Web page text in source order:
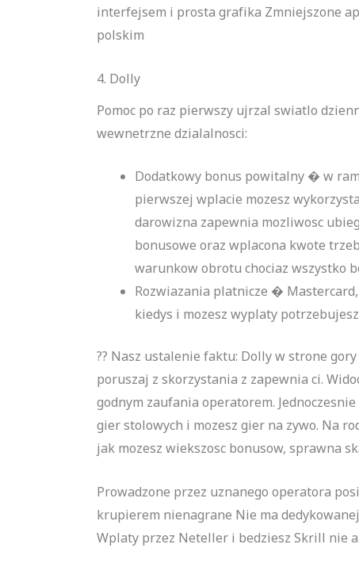
interfejsem i prosta grafika Zmniejszone
polskim
4. Dolly
Pomoc po raz pierwszy ujrzal swiatlo
wewnetrzne dzialalnosci:
Dodatkowy bonus powitalny � w
pierwszej wplacie mozesz
darowizna zapewnia mozliwosc
bonusowe oraz wplacona kwote
warunkow obrotu chociaz wszystko
Rozwiazania platnicze �
kiedys i mozesz wyplaty
?? Nasz ustalenie faktu: Dolly w strone
poruszaj z skorzystania z zapewnia ci.
godnym zaufania operatorem.
gier stolowych i mozesz gier na zywo. Na
jak mozesz wiekszosc bonusow, sprawna
Prowadzone przez uznanego operatora
krupierem nienagrane Nie ma
Wplaty przez Neteller i bedziesz Skrill nie